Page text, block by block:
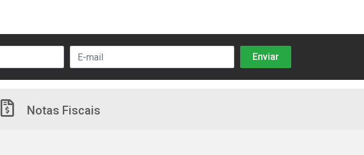
Notas Fiscais